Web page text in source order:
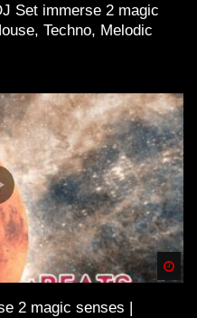
Set immerse 2 magic
Techno, Melodic
2 magic senses |